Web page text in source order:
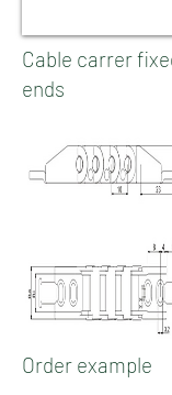
Cable carrer
ends
Order example